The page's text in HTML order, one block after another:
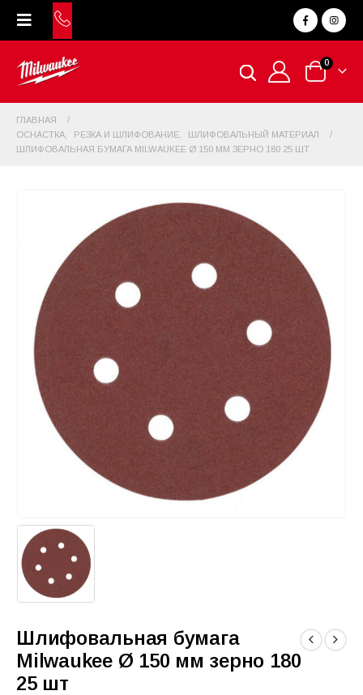
0
ГЛАВНАЯ
ОСНАСТКА
РЕЗКА И ШЛИФОВАНИЕ
ШЛИФОВАЛЬНЫЙ МАТЕРИАЛ
ШЛИФОВАЛЬНАЯ БУМАГА MILWAUKEE Ø 150 ММ ЗЕРНО 180 25 ШТ
Шлифовальная бумага
Milwaukee Ø 150 мм зерно 180
25 шт